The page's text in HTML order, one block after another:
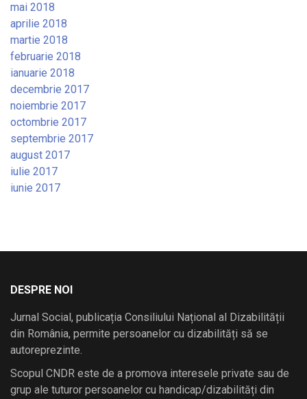
mai 2018
aprilie 2018
martie 2018
februarie 2018
ianuarie 2018
decembrie 2017
noiembrie 2017
octombrie 2017
septembrie 2017
august 2017
iulie 2017
iunie 2017
DESPRE NOI
Jurnal Social, publicația Consiliului Național al Dizabilității
din România, permite persoanelor cu dizabilități să se
autoreprezinte.
Scopul CNDR este de a promova interesele private sau de
grup ale tuturor persoanelor cu handicap/dizabilități din